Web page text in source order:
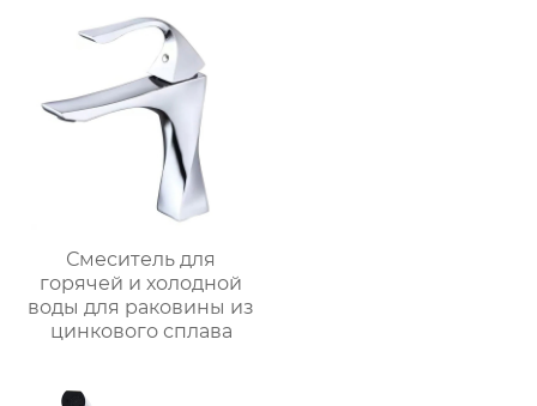
Смеситель для
горячей и холодной
воды для раковины из
цинкового сплава